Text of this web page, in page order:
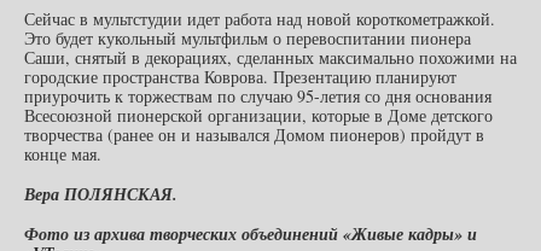
Сейчас в мультстудии идет работа над новой короткометражкой.
Это будет кукольный мультфильм о перевоспитании пионера
Саши, снятый в декорациях, сделанных максимально похожими на
городские пространства Коврова. Презентацию планируют
приурочить к торжествам по случаю 95-летия со дня основания
Всесоюзной пионерской организации, которые в Доме детского
творчества (ранее он и назывался Домом пионеров) пройдут в
конце мая.
Вера ПОЛЯНСКАЯ.
Фото из архива творческих объединений «Живые кадры» и